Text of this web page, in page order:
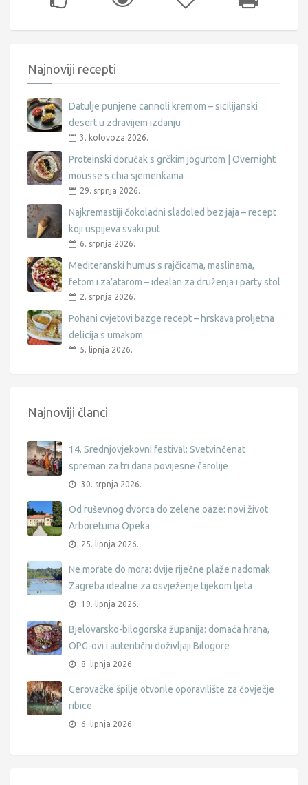
Najnoviji recepti
Datulje punjene cannoli kremom – sicilijanski
desert u zdravijem izdanju
3. kolovoza 2026.
Proteinski doručak s grčkim jogurtom | Overnight
mousse s chia sjemenkama
29. srpnja 2026.
Najkremastiji čokoladni sladoled bez jaja – recept
koji uspijeva svaki put
6. srpnja 2026.
Mediteranski humus s rajčicama, maslinama,
fetom i za’atarom – idealan za druženja i party stol
2. srpnja 2026.
Pohani cvjetovi bazge recept – hrskava proljetna
delicija s umakom
5. lipnja 2026.
Najnoviji članci
14. Srednjovjekovni festival: Svetvinčenat
spreman za tri dana povijesne čarolije
30. srpnja 2026.
Od ruševnog dvorca do zelene oaze: novi život
Arboretuma Opeka
25. lipnja 2026.
Ne morate do mora: dvije riječne plaže nadomak
Zagreba idealne za osvježenje tijekom ljeta
19. lipnja 2026.
Bjelovarsko-bilogorska županija: domaća hrana,
OPG-ovi i autentični doživljaji Bilogore
8. lipnja 2026.
Cerovačke špilje otvorile oporavilište za čovječje
ribice
6. lipnja 2026.